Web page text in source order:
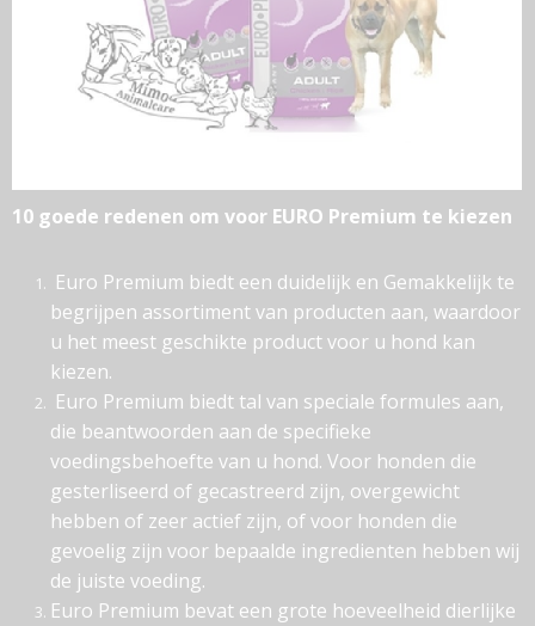
10 goede redenen om voor EURO Premium te kiezen
Euro Premium biedt een duidelijk en Gemakkelijk te
begrijpen assortiment van producten aan, waardoor
u het meest geschikte product voor u hond kan
kiezen.
Euro Premium biedt tal van speciale formules aan,
die beantwoorden aan de specifieke
voedingsbehoefte van u hond. Voor honden die
gesterliseerd of gecastreerd zijn, overgewicht
hebben of zeer actief zijn, of voor honden die
gevoelig zijn voor bepaalde ingredienten hebben wij
de juiste voeding.
Euro Premium bevat een grote hoeveelheid dierlijke